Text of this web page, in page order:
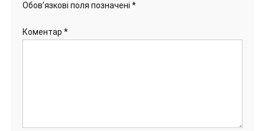
Обов’язкові поля позначені *
Коментар *